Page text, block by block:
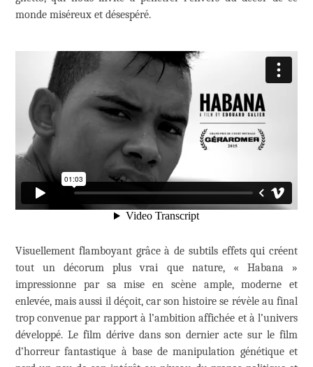
monde miséreux et désespéré.
Visuellement flamboyant grâce à de subtils effets qui créent
tout un décorum plus vrai que nature, « Habana »
impressionne par sa mise en scène ample, moderne et
enlevée, mais aussi il déçoit, car son histoire se révèle au final
trop convenue par rapport à l’ambition affichée et à l’univers
développé. Le film dérive dans son dernier acte sur le film
d’horreur fantastique à base de manipulation génétique et